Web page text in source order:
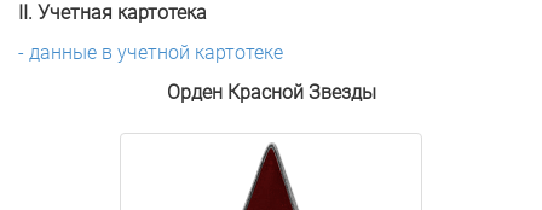
II. Учетная картотека
- данные в учетной картотеке
Орден Красной Звезды